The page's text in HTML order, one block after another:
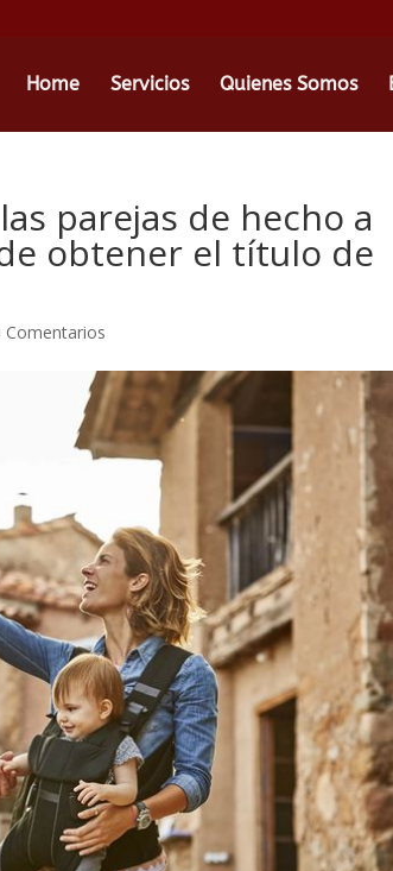
Home Servicios Quienes Somos
parejas de hecho a
obtener el título de
Comentarios